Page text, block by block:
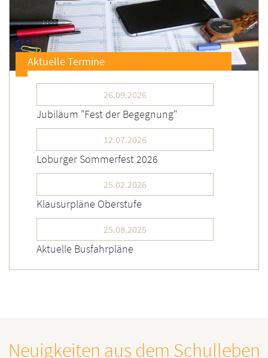
Aktuelle Termine
26.09.2026
Jubiläum "Fest der Begegnung"
12.07.2026
Loburger Sommerfest 2026
25.02.2026
Klausurpläne Oberstufe
25.08.2025
Aktuelle Busfahrpläne
Neuigkeiten aus dem Schulleben